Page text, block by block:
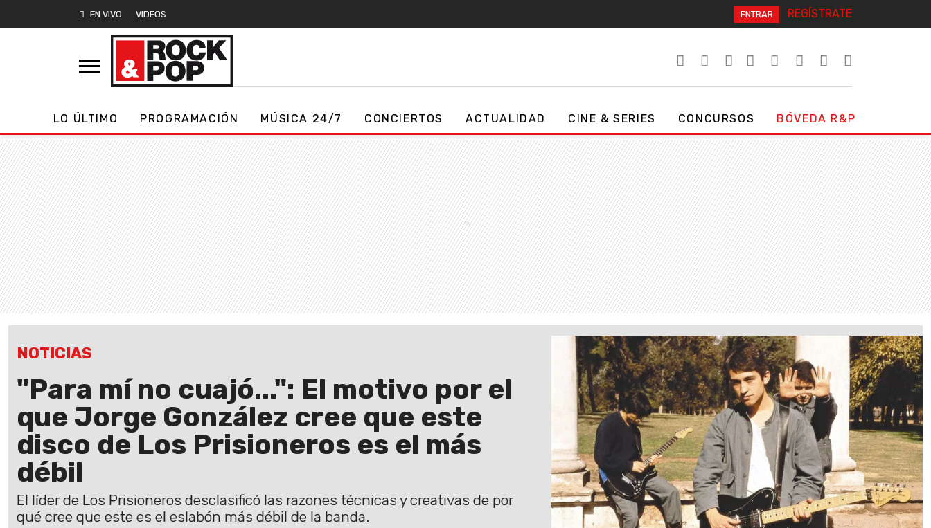
EN VIVO VIDEOS ENTRAR REGÍSTRATE
LO ÚLTIMO PROGRAMACIÓN MÚSICA 24/7 CONCIERTOS ACTUALIDAD CINE & SERIES CONCURSOS BÓVEDA R&P
NOTICIAS
"Para mí no cuajó...": El motivo por el
que Jorge González cree que este
disco de Los Prisioneros es el más
débil
El líder de Los Prisioneros desclasificó las razones técnicas y creativas de por
qué cree que este es el eslabón más débil de la banda.